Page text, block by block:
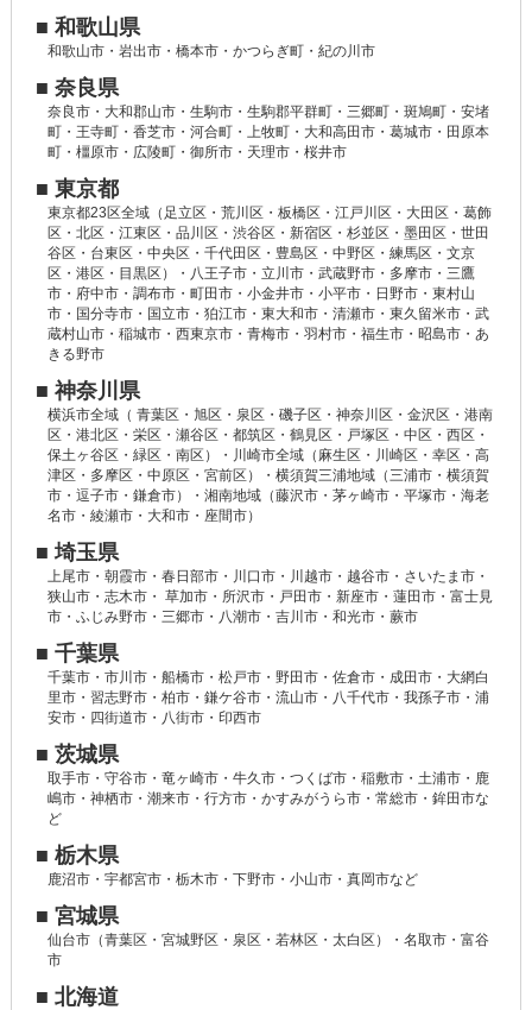
■ 和歌山県
和歌山市・岩出市・橋本市・かつらぎ町・紀の川市
■ 奈良県
奈良市・大和郡山市・生駒市・生駒郡平群町・三郷町・斑鳩町・安堵
町・王寺町・香芝市・河合町・上牧町・大和高田市・葛城市・田原本
町・橿原市・広陵町・御所市・天理市・桜井市
■ 東京都
東京都23区全域（足立区・荒川区・板橋区・江戸川区・大田区・葛飾
区・北区・江東区・品川区・渋谷区・新宿区・杉並区・墨田区・世田
谷区・台東区・中央区・千代田区・豊島区・中野区・練馬区・文京
区・港区・目黒区）・八王子市・立川市・武蔵野市・多摩市・三鷹
市・府中市・調布市・町田市・小金井市・小平市・日野市・東村山
市・国分寺市・国立市・狛江市・東大和市・清瀬市・東久留米市・武
蔵村山市・稲城市・西東京市・青梅市・羽村市・福生市・昭島市・あ
きる野市
■ 神奈川県
横浜市全域（ 青葉区・旭区・泉区・磯子区・神奈川区・金沢区・港南
区・港北区・栄区・瀬谷区・都筑区・鶴見区・戸塚区・中区・西区・
保土ヶ谷区・緑区・南区）・川崎市全域（麻生区・川崎区・幸区・高
津区・多摩区・中原区・宮前区）・横須賀三浦地域（三浦市・横須賀
市・逗子市・鎌倉市）・湘南地域（藤沢市・茅ヶ崎市・平塚市・海老
名市・綾瀬市・大和市・座間市）
■ 埼玉県
上尾市・朝霞市・春日部市・川口市・川越市・越谷市・さいたま市・
狭山市・志木市・ 草加市・所沢市・戸田市・新座市・蓮田市・富士見
市・ふじみ野市・三郷市・八潮市・吉川市・和光市・蕨市
■ 千葉県
千葉市・市川市・船橋市・松戸市・野田市・佐倉市・成田市・大網白
里市・習志野市・柏市・鎌ケ谷市・流山市・八千代市・我孫子市・浦
安市・四街道市・八街市・印西市
■ 茨城県
取手市・守谷市・竜ヶ崎市・牛久市・つくば市・稲敷市・土浦市・鹿
嶋市・神栖市・潮来市・行方市・かすみがうら市・常総市・鉾田市な
ど
■ 栃木県
鹿沼市・宇都宮市・栃木市・下野市・小山市・真岡市など
■ 宮城県
仙台市（青葉区・宮城野区・泉区・若林区・太白区）・名取市・富谷
市
■ 北海道